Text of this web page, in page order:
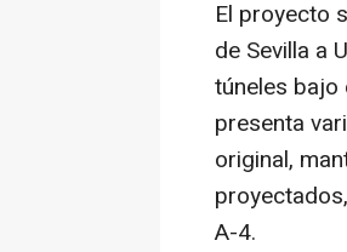
El proyecto
de Sevilla a
túneles bajo
presenta
original,
A-4.